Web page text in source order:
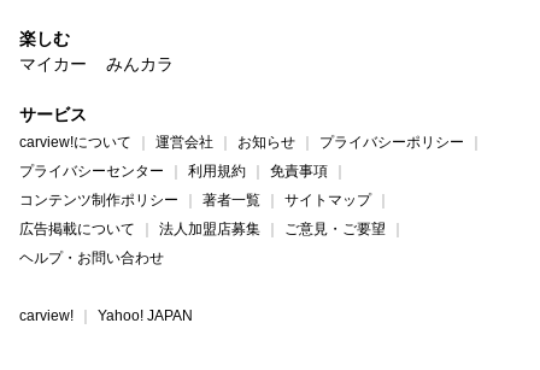
楽しむ
マイカー
みんカラ
サービス
carview!について 運営会社 お知らせ
プライバシーポリシー
プライバシーセンター
利用規約
免責事項
コンテンツ制作ポリシー
著者一覧
サイトマップ
広告掲載について
法人加盟店募集
ご意見・ご要望
ヘルプ・お問い合わせ
carview! Yahoo! JAPAN